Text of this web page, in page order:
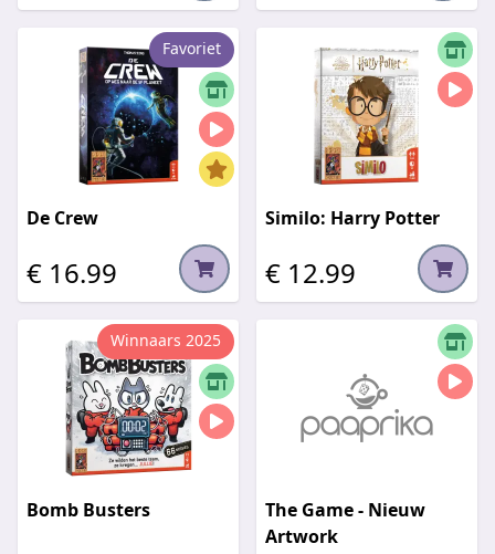
Favoriet
De Crew
€ 16.99
Similo: Harry Potter
€ 12.99
Winnaars 2025
Bomb Busters
The Game - Nieuw
Artwork